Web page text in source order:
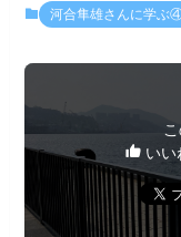
河合隼雄さんに学ぶ
いい